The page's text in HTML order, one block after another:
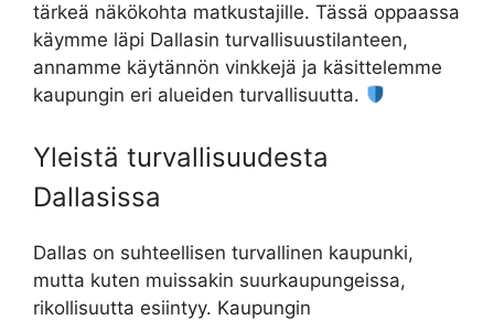
tärkeä näkökohta matkustajille. Tässä oppaassa
käymme läpi Dallasin turvallisuustilanteen,
annamme käytännön vinkkejä ja käsittelemme
kaupungin eri alueiden turvallisuutta.
Yleistä turvallisuudesta
Dallasissa
Dallas on suhteellisen turvallinen kaupunki,
mutta kuten muissakin suurkaupungeissa,
rikollisuutta esiintyy. Kaupungin